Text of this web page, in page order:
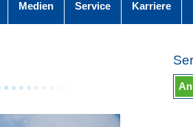
Medien Service Karriere